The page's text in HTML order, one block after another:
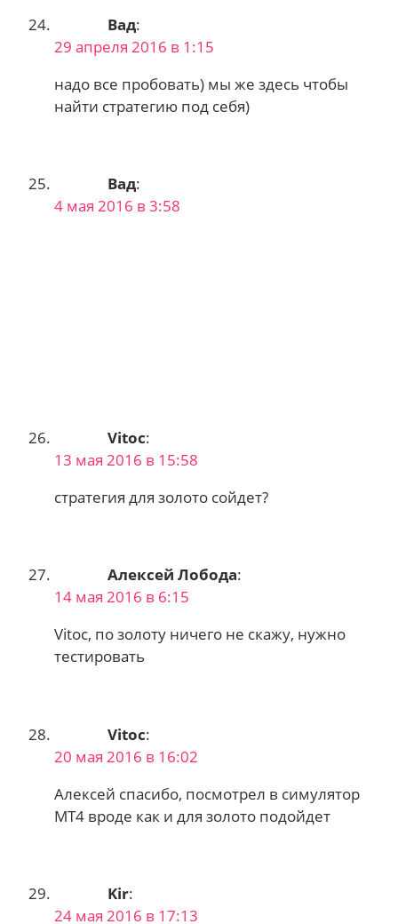
Вад:
29 апреля 2016 в 1:15
надо все пробовать) мы же здесь чтобы
найти стратегию под себя)
Вад:
4 мая 2016 в 3:58
Vitoc:
13 мая 2016 в 15:58
стратегия для золото сойдет?
Алексей Лобода:
14 мая 2016 в 6:15
Vitoc, по золоту ничего не скажу, нужно
тестировать
Vitoc:
20 мая 2016 в 16:02
Алексей спасибо, посмотрел в симулятор
MT4 вроде как и для золото подойдет
Kir:
24 мая 2016 в 17:13